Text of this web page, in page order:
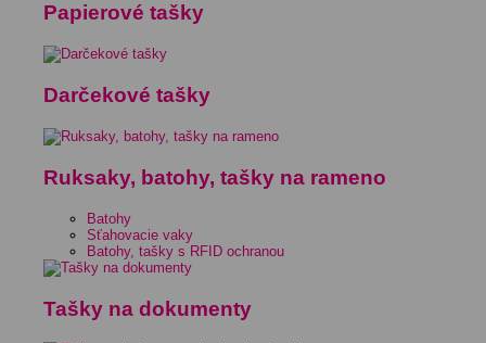
Papierové tašky
Darčekové tašky
Ruksaky, batohy, tašky na rameno
Batohy
Sťahovacie vaky
Batohy, tašky s RFID ochranou
Tašky na dokumenty